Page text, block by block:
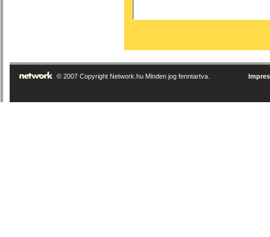
© 2007 Copyright Network.hu Minden jog fenntartva.